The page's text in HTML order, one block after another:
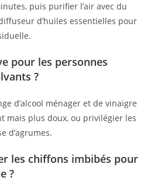
puis purifier l’air avec du
d’huiles essentielles pour
pour les personnes
?
d’alcool ménager et de vinaigre
mais plus doux, ou privilégier les
d’agrumes.
les chiffons imbibés pour
?